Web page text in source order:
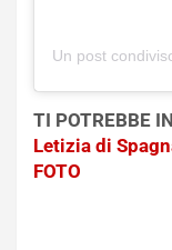
TI POTREBBE
Letizia di
FOTO